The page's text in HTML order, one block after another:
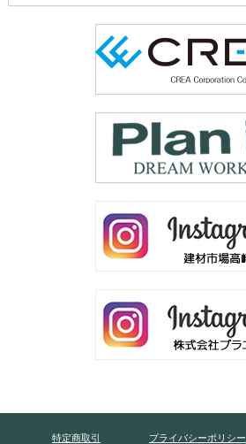
特定商取引 プライバシーポリシー